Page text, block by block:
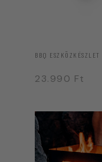
BBQ ESZKÖZKÉSZLET
23.990 Ft